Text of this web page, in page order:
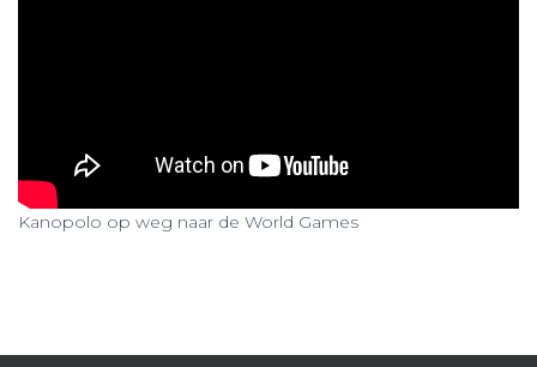
Kanopolo op weg naar de World Games